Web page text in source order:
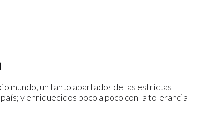
mundo, un tanto apartados de las estrictas
y enriquecidos poco a poco con la tolerancia